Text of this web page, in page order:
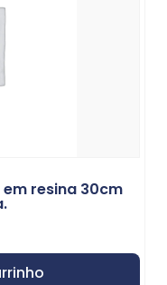
resina 30cm